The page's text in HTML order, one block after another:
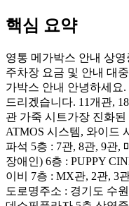
핵심 요약
영통 메가박스 안내 상
주차장 요금 및 안내 대
가박스 안내 안녕하세요
드리겠습니다. 11개관,
관 가죽 시트가장 진화된
ATMOS 시스템, 와이드
파석 5층 : 7관, 8관, 9관,
장애인) 6층 : PUPPY
이비 7층 : MX관, 2관, 3
도로명주소 : 경기도 수